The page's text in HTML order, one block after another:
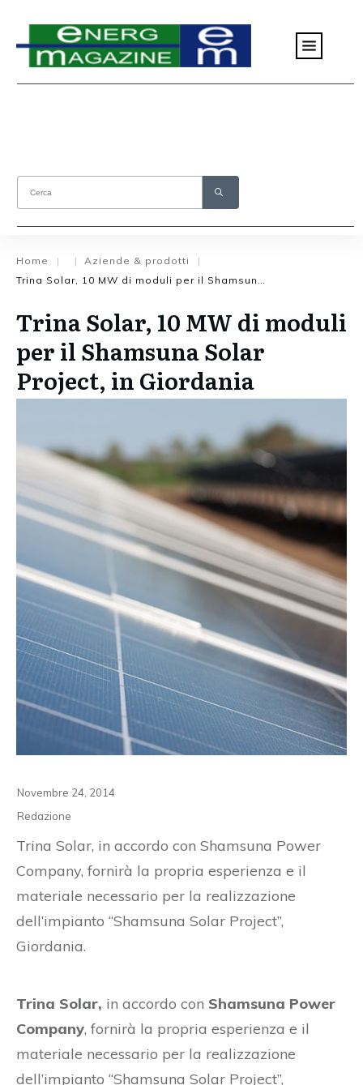
Home | | Aziende & prodotti
|
Trina Solar, 10 MW di moduli
per il Shamsuna Solar
Project, in Giordania
Novembre 24, 2014
Redazione
Trina Solar, in accordo con Shamsuna Power
Company, fornirà la propria esperienza e il
materiale necessario per la realizzazione
dell’impianto “Shamsuna Solar Project”,
Giordania.
Trina Solar, in accordo con Shamsuna Power
Company, fornirà la propria esperienza e il
materiale necessario per la realizzazione
dell’impianto “Shamsuna Solar Project”,